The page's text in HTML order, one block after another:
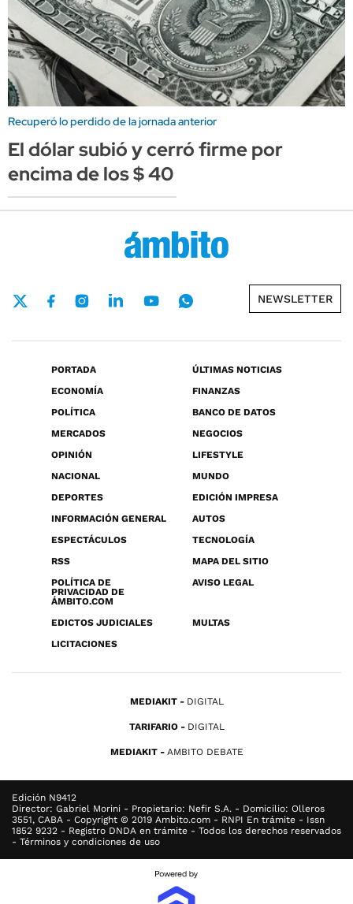
Recuperó lo perdido de la jornada anterior
El dólar subió y cerró firme por
encima de los $ 40
NEWSLETTER
PORTADA
ÚLTIMAS NOTICIAS
ECONOMÍA
FINANZAS
POLÍTICA
BANCO DE DATOS
MERCADOS
NEGOCIOS
OPINIÓN
LIFESTYLE
NACIONAL
MUNDO
DEPORTES
EDICIÓN IMPRESA
INFORMACIÓN GENERAL
AUTOS
ESPECTÁCULOS
TECNOLOGÍA
RSS
MAPA DEL SITIO
POLÍTICA DE
PRIVACIDAD DE
ÁMBITO.COM
AVISO LEGAL
EDICTOS JUDICIALES
MULTAS
LICITACIONES
MEDIAKIT DIGITAL
TARIFARIO DIGITAL
MEDIAKIT AMBITO DEBATE
Edición N9412
Director: Gabriel Morini - Propietario: Nefir S.A. - Domicilio: Olleros
3551, CABA - Copyright © 2019 Ambito.com - RNPI En trámite - Issn
1852 9232 - Registro DNDA en trámite - Todos los derechos reservados
- Términos y condiciones de uso